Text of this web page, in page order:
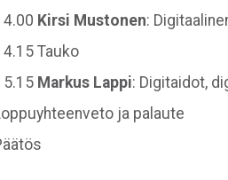
Kirsi Mustonen:
Tauko
Markus Lappi: Digitaidot,
ja palaute